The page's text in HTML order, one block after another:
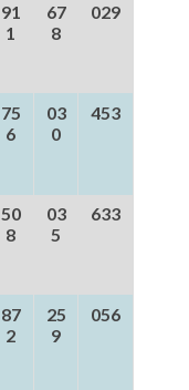
91
1
67
8
029
75
6
03
0
453
50
8
03
5
633
87
2
25
9
056